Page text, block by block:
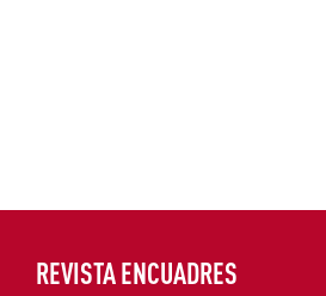
REVISTA ENCUADRES